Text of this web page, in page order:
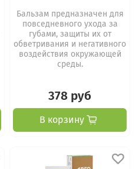
Бальзам предназначен для
повседневного ухода за
губами, защиты их от
обветривания и негативного
воздействия окружающей
среды.
378 руб
В корзину